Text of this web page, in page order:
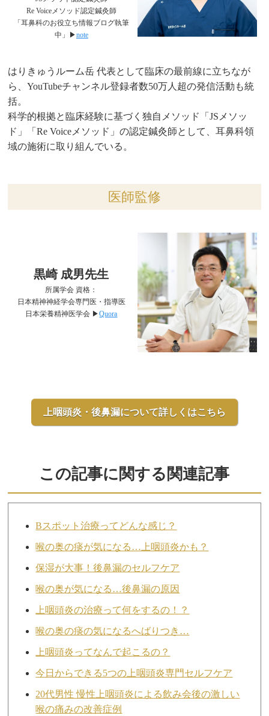
Re Voiceメソッド認定鍼灸師
「耳鼻科のお役立ち情報ブログ執筆
中」▶︎note
はりきゅうルーム岳 代表として臨床の最前線に立ちなが
ら、YouTubeチャンネル登録者数50万人超の発信活動も統
括。
科学的根拠と臨床経験に基づく独自メソッド「JSメソッ
ド」「Re Voiceメソッド」の認定鍼灸師として、耳鼻科領
域の施術に取り組んでいる。
医師監修
黒崎 成男先生
所属学会 資格：
日本精神神経学会専門医・指導医
日本栄養精神医学会 ▶︎Quora
上咽頭炎・後鼻漏について詳しくはこちら
この記事に関する関連記事
Bスポット治療ってどんな感じ？
喉の奥の痰が気になる…上咽頭炎かも？
保湿が大事！後鼻漏のセルフケア
喉の奥が気になる…後鼻漏の原因
上咽頭炎の治療って何をするの！？
喉の奥の痰の気になるへばりつき…
上咽頭炎ってなんで起こるの？
今日からできる5つの上咽頭炎専門セルフケア
20代男性 慢性上咽頭炎による飲み会後の激しい
喉の痛みの改善症例